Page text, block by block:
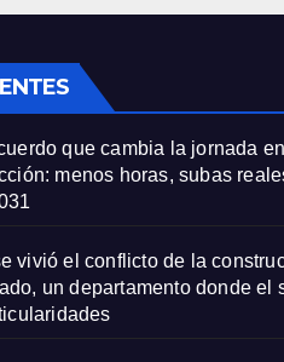
que cambia la jornada
menos horas, subas
vivió el conflicto de la
un departamento donde el